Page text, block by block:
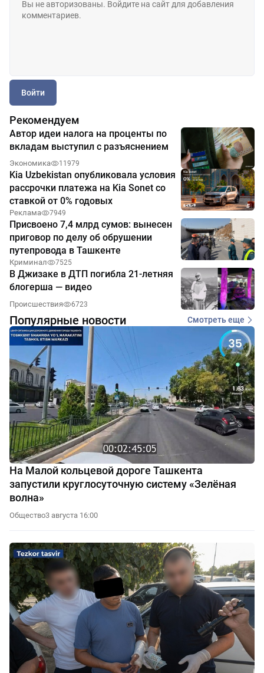
Войти
Рекомендуем
Автор идеи налога на проценты по
вкладам выступил с разъяснением
Экономика 11979
Kia Uzbekistan опубликовала условия
рассрочки платежа на Kia Sonet со
ставкой от 0% годовых
Реклама 7949
Присвоено 7,4 млрд сумов: вынесен
приговор по делу об обрушении
путепровода в Ташкенте
Криминал 7525
В Джизаке в ДТП погибла 21-летняя
блогерша — видео
Происшествия 6723
Популярные новости Смотреть еще
На Малой кольцевой дороге Ташкента
запустили круглосуточную систему «Зелёная
волна»
Общество3 августа 16:00